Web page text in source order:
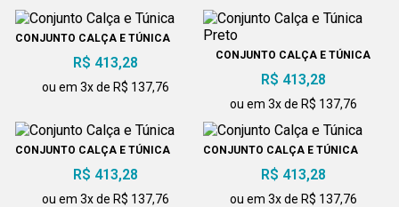
CONJUNTO CALÇA E TÚNICA
R$ 413,28
ou em 3x de R$ 137,76
CONJUNTO CALÇA E TÚNICA
R$ 413,28
ou em 3x de R$ 137,76
CONJUNTO CALÇA E TÚNICA
R$ 413,28
ou em 3x de R$ 137,76
CONJUNTO CALÇA E TÚNICA
R$ 413,28
ou em 3x de R$ 137,76